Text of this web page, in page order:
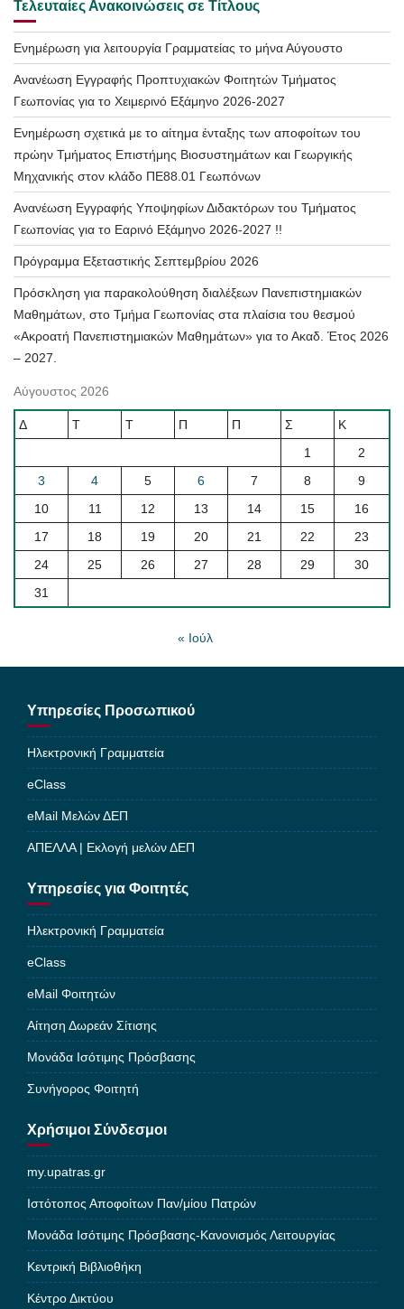
Τελευταίες Ανακοινώσεις σε Τίτλους
Ενημέρωση για λειτουργία Γραμματείας το μήνα Αύγουστο
Ανανέωση Εγγραφής Προπτυχιακών Φοιτητών Τμήματος
Γεωπονίας για το Χειμερινό Εξάμηνο 2026-2027
Ενημέρωση σχετικά με το αίτημα ένταξης των αποφοίτων του
πρώην Τμήματος Επιστήμης Βιοσυστημάτων και Γεωργικής
Μηχανικής στον κλάδο ΠΕ88.01 Γεωπόνων
Ανανέωση Εγγραφής Υποψηφίων Διδακτόρων του Τμήματος
Γεωπονίας για το Εαρινό Εξάμηνο 2026-2027 !!
Πρόγραμμα Εξεταστικής Σεπτεμβρίου 2026
Πρόσκληση για παρακολούθηση διαλέξεων Πανεπιστημιακών
Μαθημάτων, στο Τμήμα Γεωπονίας στα πλαίσια του θεσμού
«Ακροατή Πανεπιστημιακών Μαθημάτων» για το Ακαδ. Έτος 2026
– 2027.
Αύγουστος 2026
Δ Τ Τ Π Π Σ
Κ
1
2
3
4 5 6 7 8
9
10
11 12 13 14 15
16
17
18 19 20 21 22
23
24
25 26 27 28 29
30
31
« Ιούλ
Υπηρεσίες Προσωπικού
Ηλεκτρονική Γραμματεία
eClass
eMail Μελών ΔΕΠ
ΑΠΕΛΛΑ | Εκλογή μελών ΔΕΠ
Υπηρεσίες για Φοιτητές
Ηλεκτρονική Γραμματεία
eClass
eMail Φοιτητών
Αίτηση Δωρεάν Σίτισης
Μονάδα Ισότιμης Πρόσβασης
Συνήγορος Φοιτητή
Χρήσιμοι Σύνδεσμοι
my.upatras.gr
Ιστότοπος Αποφοίτων Παν/μίου Πατρών
Μονάδα Ισότιμης Πρόσβασης-Κανονισμός Λειτουργίας
Κεντρική Βιβλιοθήκη
Κέντρο Δικτύου